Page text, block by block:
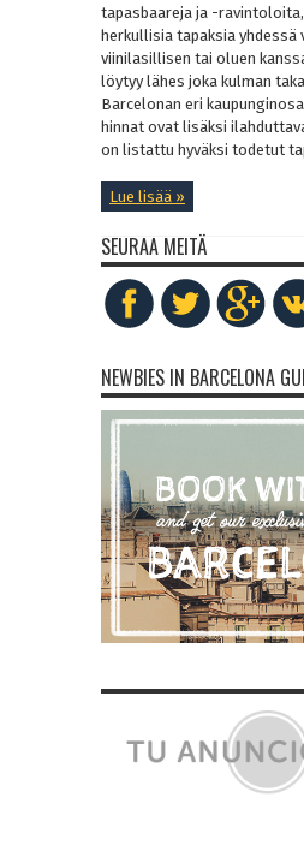
tapasbaareja ja -
herkullisia tapaksia yhdessä
viinilasillisen tai oluen
löytyy lähes joka kulman
Barcelonan eri
hinnat ovat lisäksi
on listattu hyväksi todetut
Lue lisää »
SEURAA MEITÄ
NEWBIES IN BARCELONA